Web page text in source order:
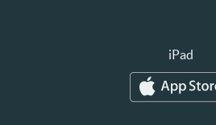
iPad